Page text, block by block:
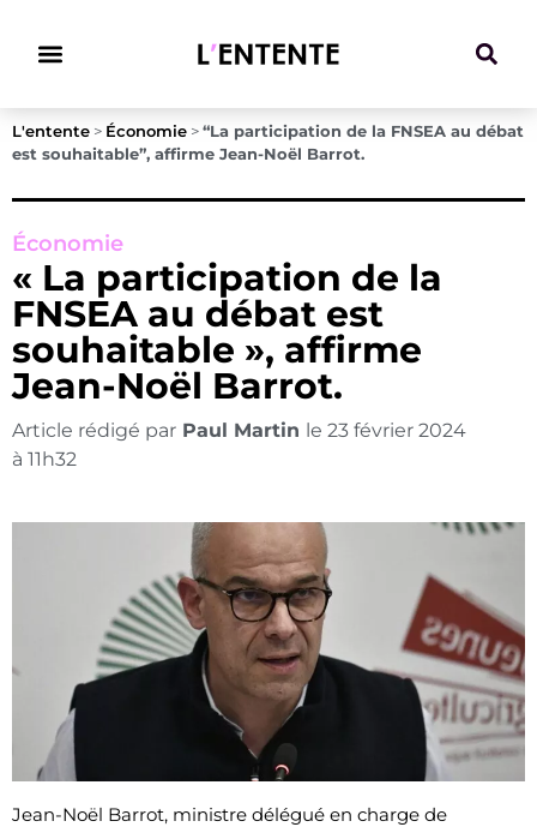
L'entente > Économie > “La participation de la FNSEA au débat
est souhaitable”, affirme Jean-Noël Barrot.
Économie
« La participation de la
FNSEA au débat est
souhaitable », affirme
Jean-Noël Barrot.
Article rédigé par Paul Martin le 23 février 2024
à 11h32
Jean-Noël Barrot, ministre délégué en charge de